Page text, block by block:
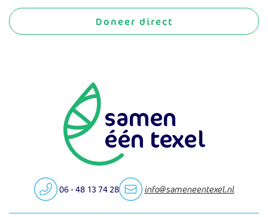
Doneer direct
06 - 48 13 74 28 info@sameneentexel.nl